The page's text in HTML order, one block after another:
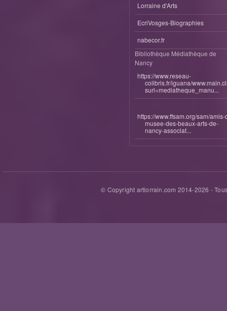
Lorraine d'Arts
EcriVosges-Biographies
nabecor.fr
Bibliothèque Médiathèque de
Nancy
https://www.reseau-
colibris.fr/iguana/
surl=mediatheque_manu...
https://www.ffsam.org/sam/amis-
musee-des-beaux-arts-de-
nancy-associat...
© Copyright artlorrain.com 2014-2026 -